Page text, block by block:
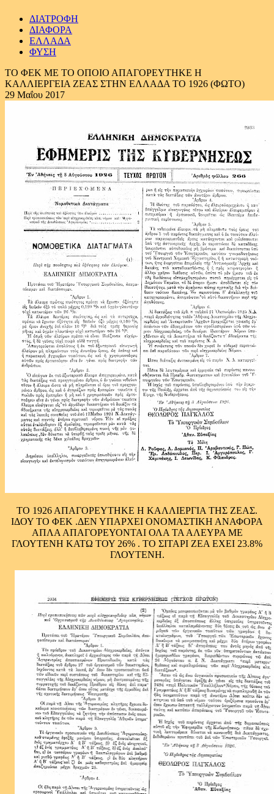
ΔΙΑΤΡΟΦΗ
ΔΙΑΦΟΡΑ
ΕΛΛΑΔΑ
ΦΥΣΗ
ΤΟ ΦΕΚ ΜΕ ΤΟ ΟΠΟΙΟ ΑΠΑΓΟΡΕΥΤΗΚΕ Η
ΚΑΛΛΙΕΡΓΕΙΑ ΖΕΑΣ ΣΤΗΝ ΕΛΛΑΔΑ ΤΟ 1926 (ΦΩΤΟ)
29 Μαΐου 2017
ΤΟ 1926 ΑΠΑΓΟΡΕΥΤΗΚΕ Η ΚΑΛΛΙΕΡΓΙΑ ΤΗΣ ΖΕΑΣ.
ΙΔΟΥ ΤΟ ΦΕΚ .ΔΕΝ ΥΠΑΡΧΕΙ ΟΝΟΜΑΣΤΙΚΗ ΑΝΑΦΟΡΑ
ΑΠΛΑ ΑΠΑΓΟΡΕΥΟΝΤΑΙ ΟΛΑ ΤΑ ΑΛΕΥΡΑ ΜΕ
ΓΛΟΥΤΕΝΗ ΚΑΤΩ ΤΟΥ 26% . ΤΟ ΣΙΤΑΡΙ ΖΕΑ ΕΧΕΙ 23.8%
ΓΛΟΥΤΕΝΗ.